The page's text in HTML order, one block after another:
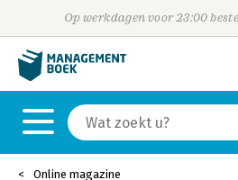
Op werkdagen voor 23:00
Online magazine